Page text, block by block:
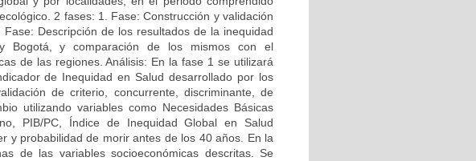
2 fases: 1. Fase: Construcción y validación
Descripción de los resultados de la inequidad
Bogotá, y comparación de los mismos con el
de las regiones. Análisis: En la fase 1 se utilizará
de Inequidad en Salud desarrollado por los
de criterio, concurrente, discriminante, de
utilizando variables como Necesidades Básicas
PIB/PC, Índice de Inequidad Global en Salud
y probabilidad de morir antes de los 40 años. En la
de las variables socioeconómicas descritas. Se